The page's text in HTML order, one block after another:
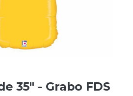
35" - Grabo FDS